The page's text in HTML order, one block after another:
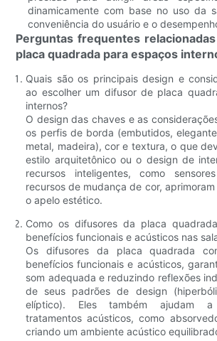
dinamicamente com base no uso da
conveniência do usuário e o
Perguntas frequentes
placa quadrada para espaços
Quais são os principais design e
ao escolher um difusor de placa
internos?
O design das chaves e as
os perfis de borda (embutidos,
metal, madeira), cor e textura, o que
estilo arquitetônico ou o design de
recursos inteligentes, como
recursos de mudança de cor,
o apelo estético.
Como os difusores da placa
benefícios funcionais e acústicos nas
Os difusores da placa quadrada
benefícios funcionais e acústicos,
som adequada e reduzindo reflexões
de seus padrões de design
elíptico). Eles também ajudam
tratamentos acústicos, como
criando um ambiente acústico